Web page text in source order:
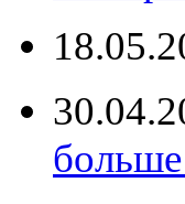
больше